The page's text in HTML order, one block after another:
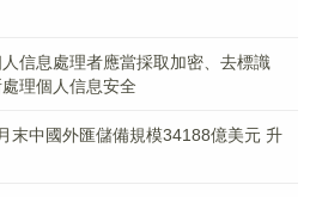
信息處理者應當採取加密、去標識
理個人信息安全
末中國外匯儲備規模34188億美元 升